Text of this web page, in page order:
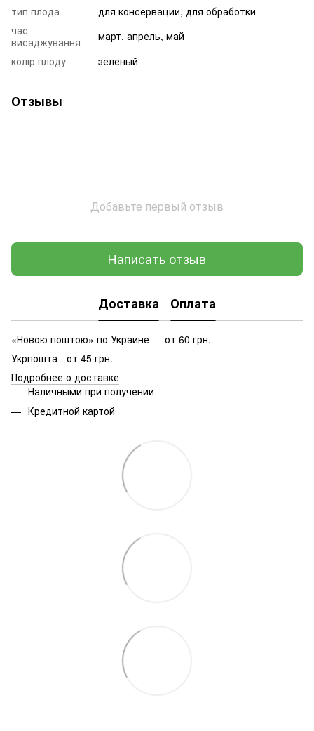
тип плода
для консервации, для обработки
час
висаджування
март, апрель, май
колір плоду
зеленый
Отзывы
Добавьте первый отзыв
Написать отзыв
Доставка Оплата
«Новою поштою» по Украине — от 60 грн.
Укрпошта - от 45 грн.
Подробнее о доставке
Наличными при получении
Кредитной картой